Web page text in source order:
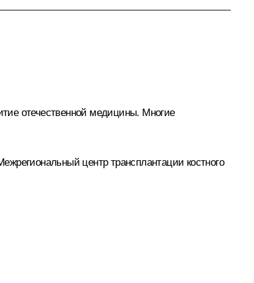
отечественной медицины. Многие
центр трансплантации костного